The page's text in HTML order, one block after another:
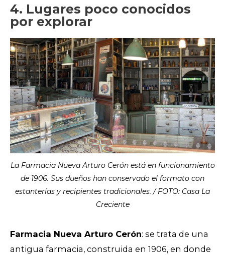
4. Lugares poco conocidos
por explorar
La Farmacia Nueva Arturo Cerón está en funcionamiento
de 1906. Sus dueños han conservado el formato con
estanterías y recipientes tradicionales. / FOTO: Casa La
Creciente
Farmacia Nueva Arturo Cerón: se trata de una
antigua farmacia, construida en 1906, en donde